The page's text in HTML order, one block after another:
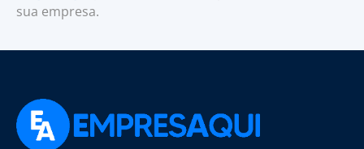
sua empresa.